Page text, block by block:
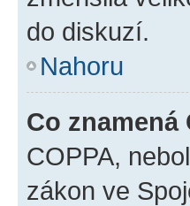
do diskuzí.
Nahoru
Co znamená
COPPA,
zákon ve